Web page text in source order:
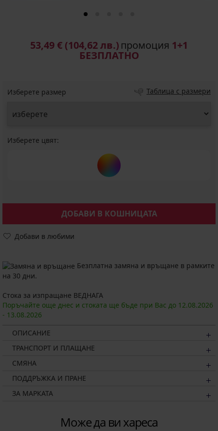
53,49 € (104,62 лв.) промоция 1+1
БЕЗПЛАТНО
Изберете размер Таблица с размери
Изберете цвят:
ДОБАВИ В КОШНИЦАТА
Добави в любими
Безплатна замяна и връщане в рамките
на 30 дни.
Стока за изпращане ВЕДНАГА
Поръчайте още днес и стоката ще бъде при Вас до 12.08.2026
- 13.08.2026
ОПИСАНИЕ
ТРАНСПОРТ И ПЛАЩАНЕ
СМЯНА
ПОДДРЪЖКА И ПРАНЕ
ЗА МАРКАТА
Може да ви хареса